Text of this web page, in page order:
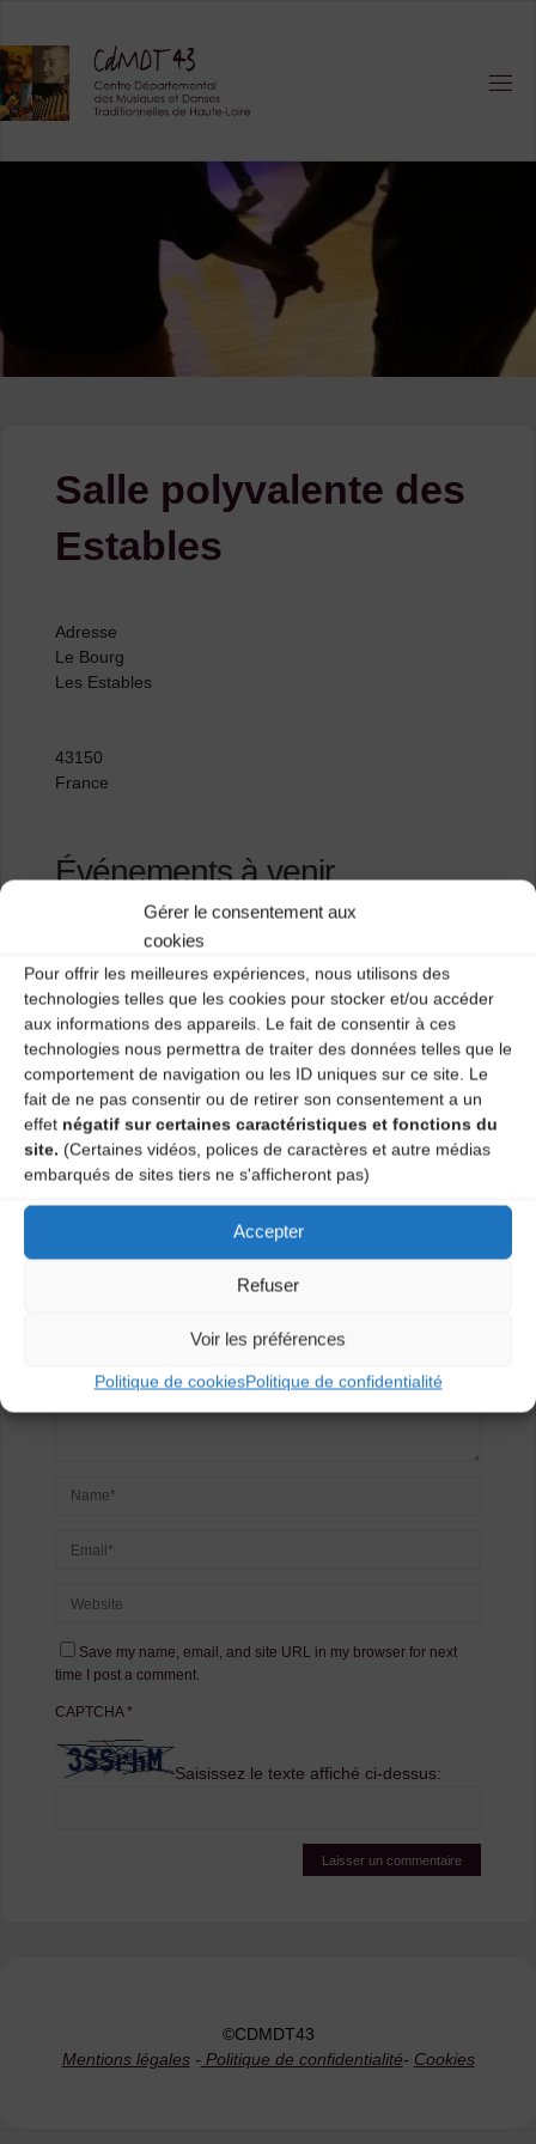
Gérer le consentement aux
cookies
Pour offrir les meilleures expériences, nous utilisons des
technologies telles que les cookies pour stocker et/ou accéder
aux informations des appareils. Le fait de consentir à ces
technologies nous permettra de traiter des données telles que le
comportement de navigation ou les ID uniques sur ce site. Le
fait de ne pas consentir ou de retirer son consentement a un
effet négatif sur certaines caractéristiques et fonctions du
site. (Certaines vidéos, polices de caractères et autre médias
embarqués de sites tiers ne s'afficheront pas)
Accepter
Refuser
Voir les préférences
Politique de cookiesPolitique de confidentialité
content
Salle polyvalente des
Estables
Adresse
Le Bourg
Les Estables
43150
France
Événements à venir
MJC d’Espaly
Salle polyvalente de Riotord
Laisser un
commentaire
Save my name, email, and site URL in my browser for next
time I post a comment.
CAPTCHA*
Saisissez le texte affiché ci-dessus:
©CDMDT43
Mentions légales- Politique de confidentialité- Cookies